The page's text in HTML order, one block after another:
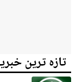
تازہ ترین